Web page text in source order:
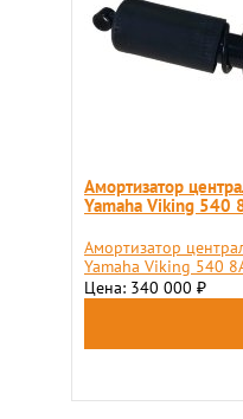
Амортизатор
Yamaha Viking 540
Амортизатор
Yamaha Viking 540
Цена: 340 000 ₽